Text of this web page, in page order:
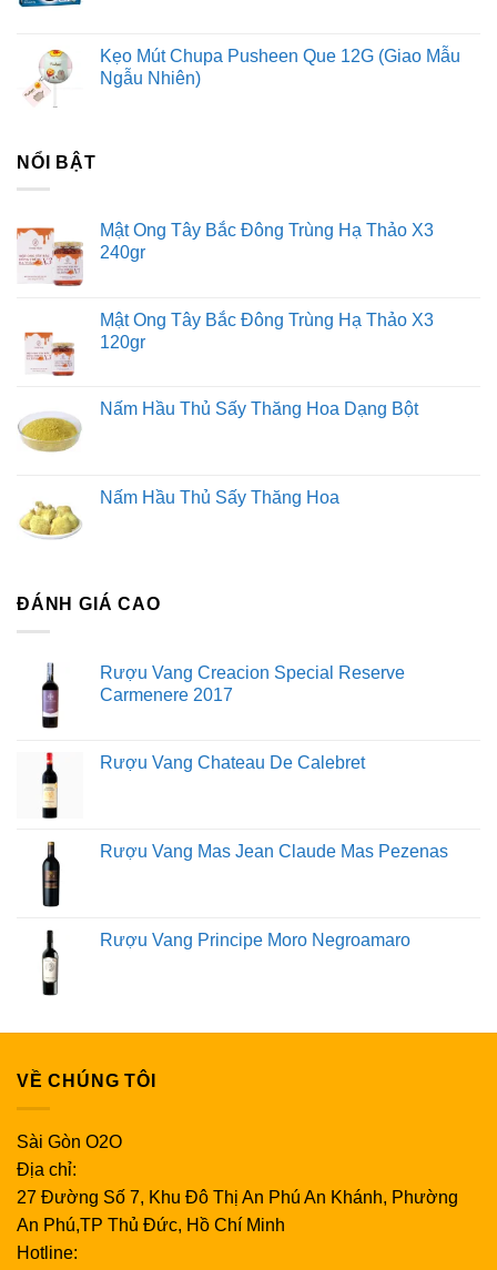
Kẹo Mút Chupa Pusheen Que 12G (Giao Mẫu
Ngẫu Nhiên)
NỔI BẬT
Mật Ong Tây Bắc Đông Trùng Hạ Thảo X3
240gr
Mật Ong Tây Bắc Đông Trùng Hạ Thảo X3
120gr
Nấm Hầu Thủ Sấy Thăng Hoa Dạng Bột
Nấm Hầu Thủ Sấy Thăng Hoa
ĐÁNH GIÁ CAO
Rượu Vang Creacion Special Reserve
Carmenere 2017
Rượu Vang Chateau De Calebret
Rượu Vang Mas Jean Claude Mas Pezenas
Rượu Vang Principe Moro Negroamaro
VỀ CHÚNG TÔI
Sài Gòn O2O
Địa chỉ:
27 Đường Số 7, Khu Đô Thị An Phú An Khánh, Phường
An Phú,TP Thủ Đức, Hồ Chí Minh
Hotline: